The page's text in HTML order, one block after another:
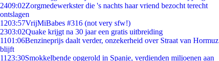
2409:02Zorgmedewerkster die 's nachts haar vriend bezocht terecht
ontslagen
1203:57VrijMiBabes #316 (not very sfw!)
2303:02Quake krijgt na 30 jaar een gratis uitbreiding
1101:06Benzineprijs daalt verder, onzekerheid over Straat van Hormuz
blijft
11 23:30Smokkelbende opgerold in Spanje, verdienden miljoenen aan